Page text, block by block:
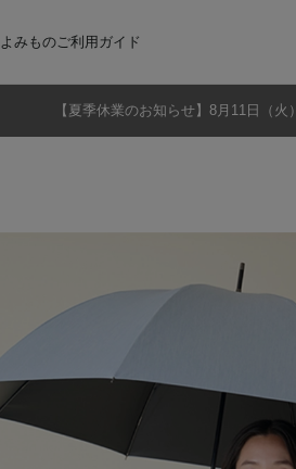
よみものご利用ガイド
【夏季休業のお知らせ】8月11日（